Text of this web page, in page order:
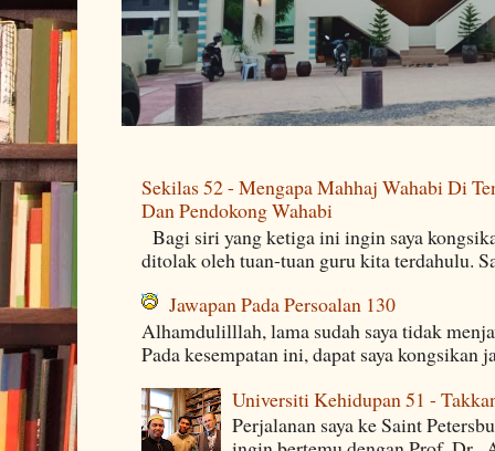
Sekilas 52 - Mengapa Mahhaj Wahabi Di
Dan Pendokong Wahabi
Bagi siri yang ketiga ini ingin saya
ditolak oleh tuan-tuan guru kita terdahulu.
Jawapan Pada Persoalan 130
Alhamdulilllah, lama sudah saya tidak
Pada kesempatan ini, dapat saya kongsikan
Universiti Kehidupan 51 -
Perjalanan saya ke Saint